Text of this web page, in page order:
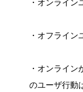
・オンライン
・オフライン
・オンライ
のユーザ行動